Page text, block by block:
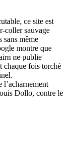
ce site est
coller sauvage
sans même
montre que
ne publie
chaque fois torché
l’acharnement
Dollo, contre le